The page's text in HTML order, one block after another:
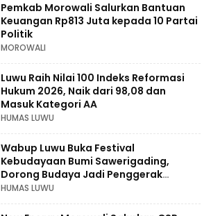
Pemkab Morowali Salurkan Bantuan
Keuangan Rp813 Juta kepada 10 Partai
Politik
MOROWALI
Luwu Raih Nilai 100 Indeks Reformasi
Hukum 2026, Naik dari 98,08 dan
Masuk Kategori AA
HUMAS LUWU
Wabup Luwu Buka Festival
Kebudayaan Bumi Sawerigading,
Dorong Budaya Jadi Penggerak
Ekonomi Kreatif
HUMAS LUWU